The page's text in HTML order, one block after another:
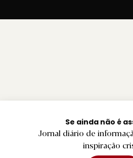
Se ainda não é
Jornal diário de
inspiração